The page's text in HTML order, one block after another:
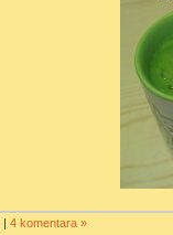
| 4 komentara »